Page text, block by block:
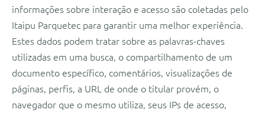
informações sobre interação e acesso são coletadas pelo
Itaipu Parquetec para garantir uma melhor experiência.
Estes dados podem tratar sobre as palavras-chaves
utilizadas em uma busca, o compartilhamento de um
documento específico, comentários, visualizações de
páginas, perfis, a URL de onde o titular provém, o
navegador que o mesmo utiliza, seus IPs de acesso,